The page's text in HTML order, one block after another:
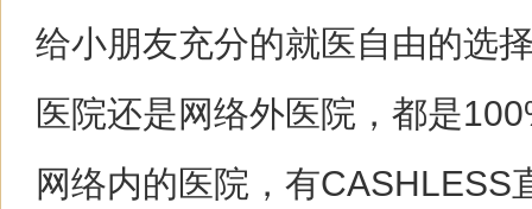
给小朋友充分的就医自由的选
医院还是网络外医院，都是
网络内的医院，有CASHLESS